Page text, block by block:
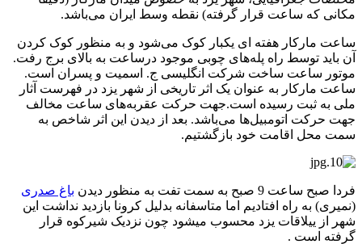
مکانی که ساعت قرار گرفته) نقطه وسط ایران می‌باشد.
ساعت مارکار هفته ای یکبار کوک می‌شود و به منظور کوک کردن
آن باید توسط راه پله‌های چوبی موجود درساعت به بالای برج رفت.
موتور ساعت ساخت شرکت انگلیسی ج. اسمیت و پسران است.
ساعت مارکار به عنوان یک اثر تاریخی از شهر یزد در فهرست آثار
ملی به ثبت رسیده است.جهت حرکت عقربه‌های ساعت مخالف
جهت حرکت اتومبیل‌ها می‌باشد. بعد از دیدن این اثر شاخص به
سمت محل اقامت خود بازگشتیم.
فردا صبح ساعت 9 صبح به سمت تفت به منظور دیدن
باغ صدری
(نمیری) به راه افتادیم اما متاسفانه بدلیل کرونا بازدید نداشت این
شهر از ییلاقات یزد محسوب میشود چون نزدیک شیرکوه قرار
گرفته است .